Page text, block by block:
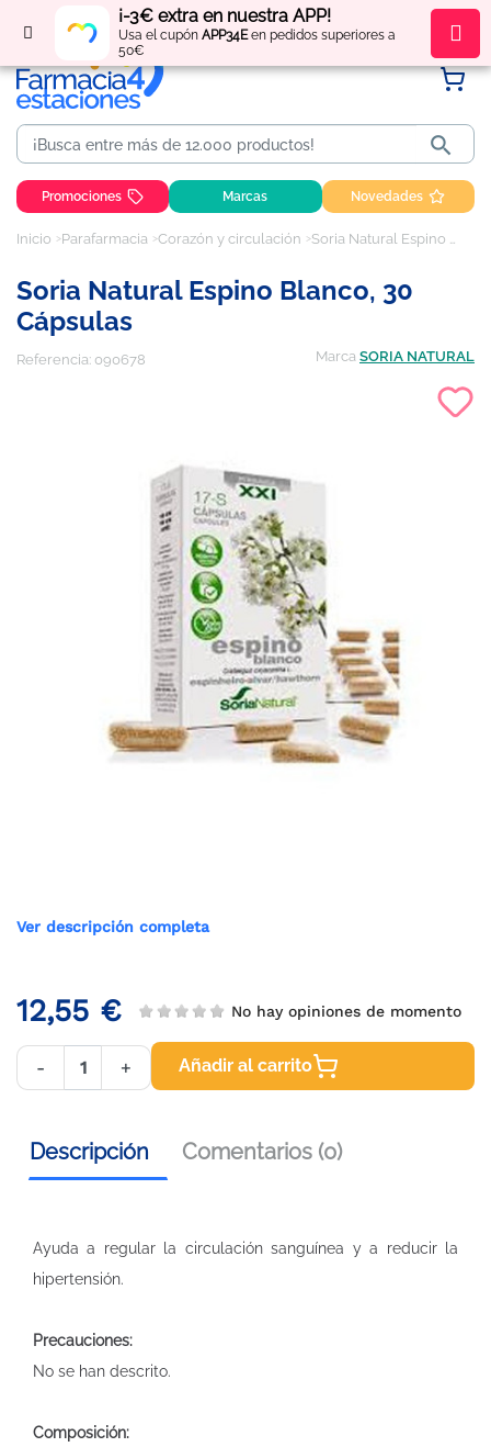
¡-3€ extra en nuestra APP!
Usa el cupón APP34Een pedidos superiores a
50€
Regístratey obténpuntos por tus compras

Promociones Marcas Novedades
Inicio Parafarmacia Corazón y circulación Soria Natural Espino Blanco, 30 cápsulas
Soria Natural Espino Blanco, 30
Cápsulas
Referencia: 090678 Marca SORIA NATURAL
Ver descripción completa
12,55 € No hay opiniones de momento
- + Añadir al carrito
Descripción Comentarios (0)
Ayuda a regular la circulación sanguínea y a reducir la
hipertensión.
Precauciones:
No se han descrito.
Composición: